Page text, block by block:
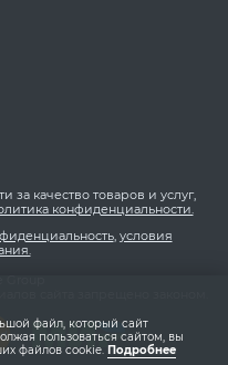
за качество товаров и услуг,
конфиденциальности.
, условия
сайта запрещено законом.
файл, который сайт
пользоваться сайтом, вы
файлов cookie. Подробнее